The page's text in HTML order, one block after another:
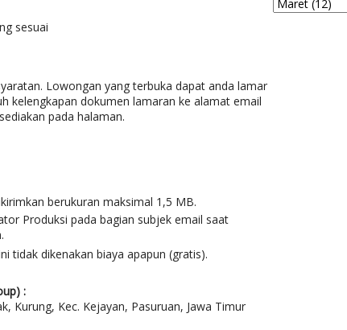
sesuai
Lowongan yang terbuka dapat anda lamar
kelengkapan dokumen lamaran ke alamat email
pada halaman.
berukuran maksimal 1,5 MB.
Produksi pada bagian subjek email saat
tidak dikenakan biaya apapun (gratis).
:
Kurung, Kec. Kejayan, Pasuruan, Jawa Timur